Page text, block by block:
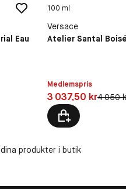
Eau
100 ml
Versace
Atelier Santal
Medlemspris
Pris: 3 037,50 kr
3 037,50 krOriginal
4 050
produkter i butik